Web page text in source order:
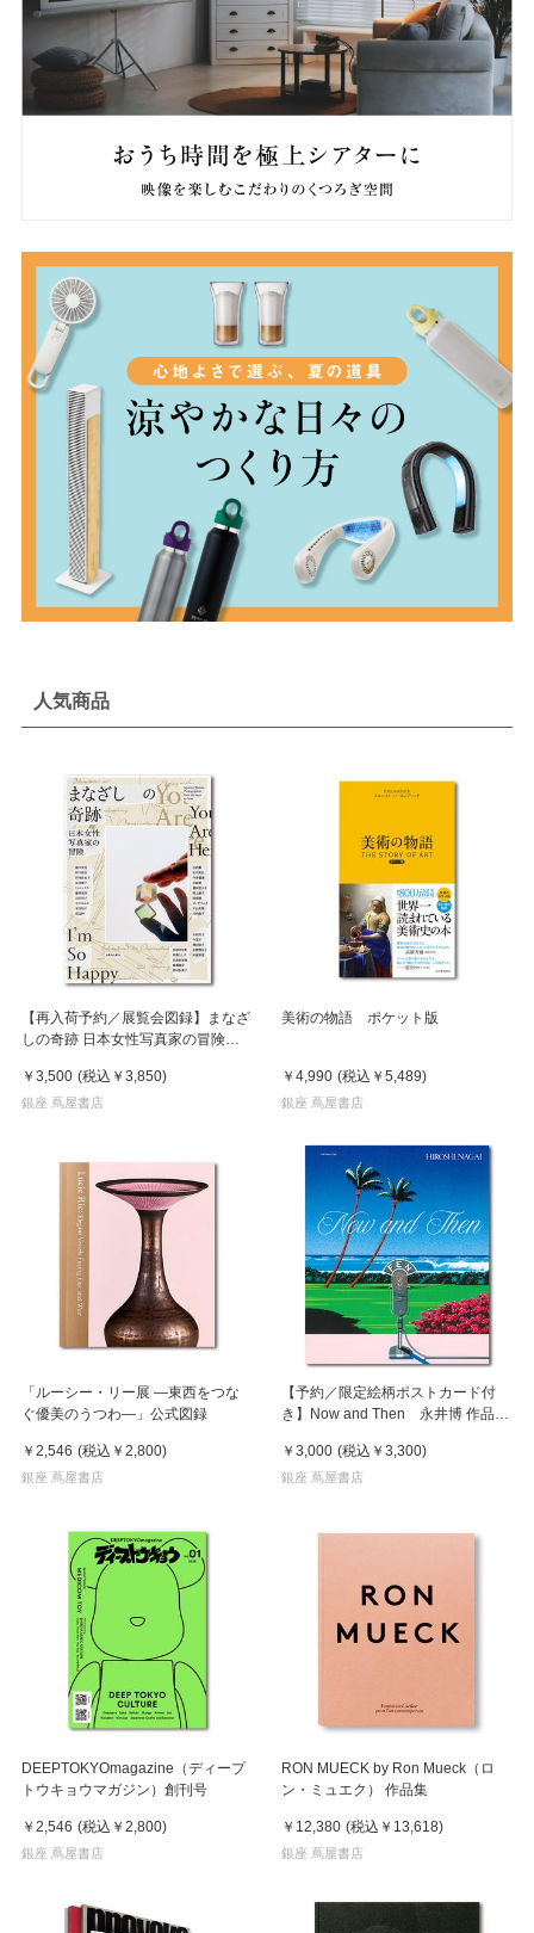
人気商品
【再入荷予約／展覧会図録】まなざ
しの奇跡 日本女性写真家の冒険
￥3,500 (税込 ￥3,850)
銀座 蔦屋書店
美術の物語 ポケット版
￥4,990 (税込 ￥5,489)
銀座 蔦屋書店
「ルーシー・リー展 ―東西をつな
ぐ優美のうつわ―」公式図録
￥2,546 (税込 ￥2,800)
銀座 蔦屋書店
【予約／限定絵柄ポストカード付
き】Now and Then 永井博 作品
￥3,000 (税込 ￥3,300)
銀座 蔦屋書店
DEEPTOKYOmagazine（ディープ
トウキョウマガジン）創刊号
￥2,546 (税込 ￥2,800)
銀座 蔦屋書店
RON MUECK by Ron Mueck（ロ
ン・ミュエク） 作品集
￥12,380 (税込 ￥13,618)
銀座 蔦屋書店